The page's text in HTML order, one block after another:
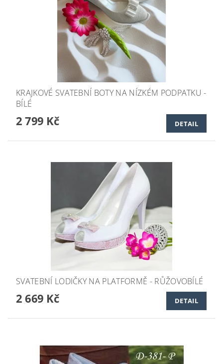
KRAJKOVÉ SVATEBNÍ BOTY NA NÍZKÉM PODPATKU -
BÍLÉ
2 799 Kč DETAIL
SVATEBNÍ LODIČKY NA PLATFORMĚ - RŮŽOVOBÍLÉ
2 669 Kč DETAIL